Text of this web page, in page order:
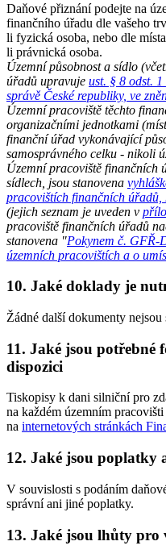
Daňové přiznání podejte na
finančního úřadu dle vašeho
li fyzická osoba, nebo dle
li právnická osoba.
Územní působnost a sídlo
úřadů upravuje ust. § 8 odst.
správě České republiky, ve
Územní pracoviště těchto
organizačními jednotkami
finanční úřad vykonávající
samosprávného celku - nikoli
Územní pracoviště finančních
sídlech, jsou stanovena
pracovištích finančních úřadů,
(jejich seznam je uveden v
pracoviště finančních úřadů
stanovena "Pokynem č. GFŘ-
územních pracovištích a o
10. Jaké doklady je
Žádné další dokumenty nejsou
11. Jaké jsou potřebné
dispozici
Tiskopisy k dani silniční pro
na každém územním
na internetových stránkách
12. Jaké jsou poplatky
V souvislosti s podáním
správní ani jiné poplatky.
13. Jaké jsou lhůty pro